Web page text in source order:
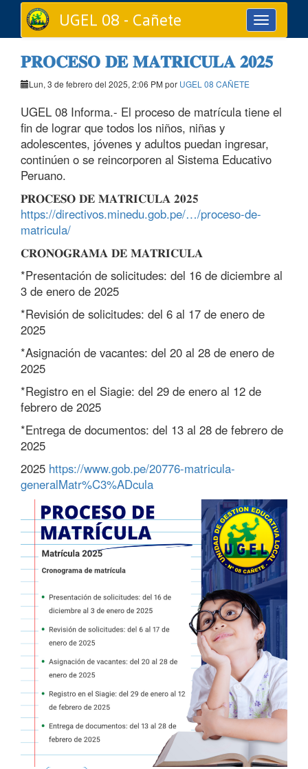
Toggle
navigation
UGEL 08 - Cañete
𝐏𝐑𝐎𝐂𝐄𝐒𝐎 𝐃𝐄 𝐌𝐀𝐓𝐑𝐈𝐂𝐔𝐋𝐀 𝟐𝟎𝟐𝟓
Lun, 3 de febrero del 2025, 2:06 PM por UGEL 08 CAÑETE
UGEL 08 Informa.- El proceso de matrícula tiene el
fin de lograr que todos los niños, niñas y
adolescentes, jóvenes y adultos puedan ingresar,
continúen o se reincorporen al Sistema Educativo
Peruano.
𝐏𝐑𝐎𝐂𝐄𝐒𝐎 𝐃𝐄 𝐌𝐀𝐓𝐑𝐈𝐂𝐔𝐋𝐀 𝟐𝟎𝟐𝟓
https://directivos.minedu.gob.pe/…/proceso-de-
matricula/
𝐂𝐑𝐎𝐍𝐎𝐆𝐑𝐀𝐌𝐀 𝐃𝐄 𝐌𝐀𝐓𝐑𝐈𝐂𝐔𝐋𝐀
*Presentación de solicitudes: del 16 de diciembre al
3 de enero de 2025
*Revisión de solicitudes: del 6 al 17 de enero de
2025
*Asignación de vacantes: del 20 al 28 de enero de
2025
*Registro en el Siagie: del 29 de enero al 12 de
febrero de 2025
*Entrega de documentos: del 13 al 28 de febrero de
2025
2025 https://www.gob.pe/20776-matricula-
generalMatr%C3%ADcula